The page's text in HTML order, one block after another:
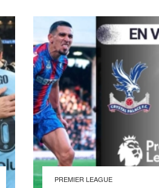
PREMIER LEAGUE